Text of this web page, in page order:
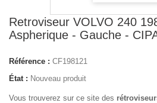
Retroviseur VOLVO 240
Aspherique - Gauche -
Référence : CF198121
État : Nouveau produit
Vous trouverez sur ce site des